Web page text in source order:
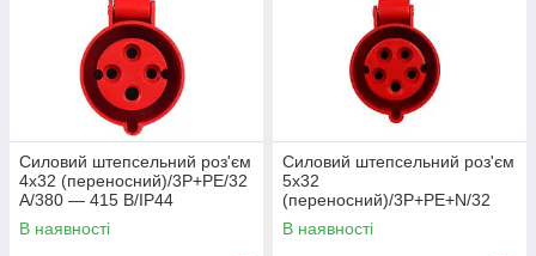
Силовий штепсельний роз'єм
4x32 (переносний)/3P+PE/32
A/380 — 415 В/IP44
В наявності
Силовий штепсельний роз'єм
5х32
(переносний)/3P+PE+N/32
A/380 — 415 В/IP44
В наявності